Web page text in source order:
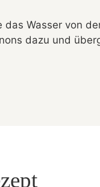
Wasser von
dazu und